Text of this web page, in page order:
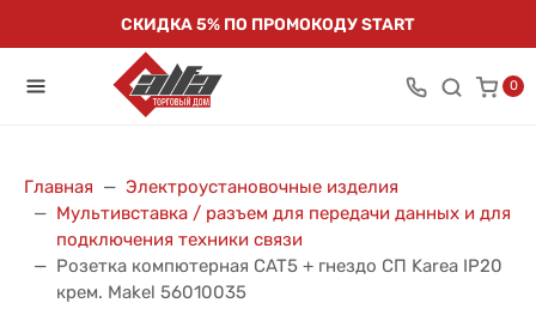
СКИДКА 5% ПО ПРОМОКОДУ START
0
Главная
Электроустановочные изделия
Мультивставка / разъем для передачи данных и для
подключения техники связи
Розетка компютерная CAT5 + гнездо СП Karea IP20
крем. Makel 56010035